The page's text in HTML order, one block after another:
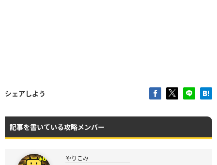
シェアしよう
記事を書いている攻略メンバー
やりこみ